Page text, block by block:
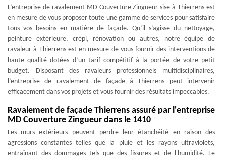
L’entreprise de ravalement MD Couverture Zingueur sise à Thierrens est
en mesure de vous proposer toute une gamme de services pour satisfaire
tous vos besoins en matière de façade. Qu’il s’agisse du nettoyage,
peinture extérieure, crépi, rénovation ou autres, notre équipe de
ravaleur à Thierrens est en mesure de vous fournir des interventions de
haute qualité dotées d’un tarif compétitif à la portée de votre petit
budget. Disposant des ravaleurs professionnels multidisciplinaires,
l’entreprise de ravalement de façade à Thierrens peut intervenir
efficacement dans vos projets et vous fournir des résultats impeccables.
Ravalement de façade Thierrens assuré par l'entreprise
MD Couverture Zingueur dans le 1410
Les murs extérieurs peuvent perdre leur étanchéité en raison des
agressions constantes telles que la pluie et les rayons ultraviolets,
entraînant des dommages tels que des fissures et de l'humidité. Le